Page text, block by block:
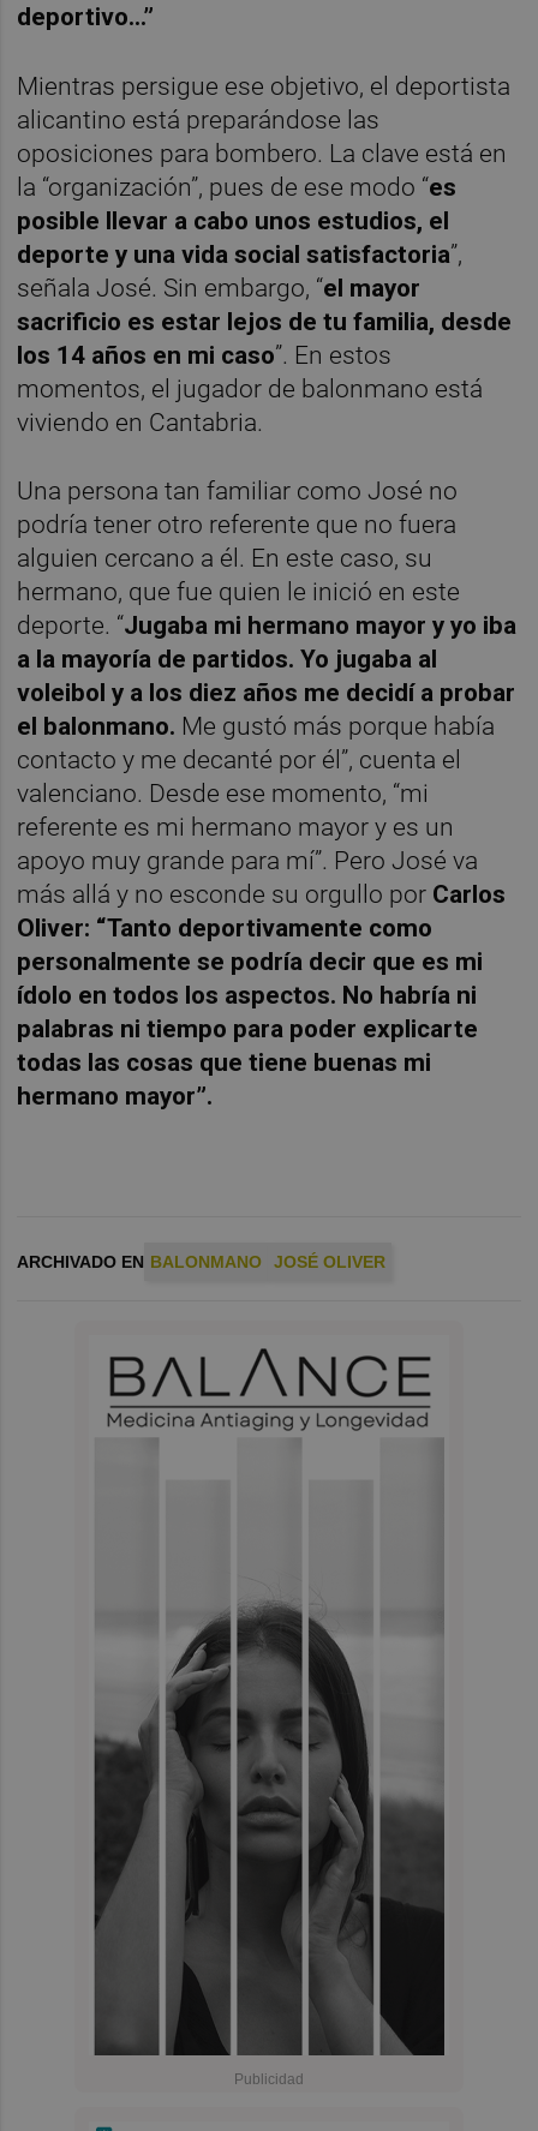
deportivo...”
Mientras persigue ese objetivo, el deportista
alicantino está preparándose las
oposiciones para bombero. La clave está en
la “organización”, pues de ese modo “es
posible llevar a cabo unos estudios, el
deporte y una vida social satisfactoria”,
señala José. Sin embargo, “el mayor
sacrificio es estar lejos de tu familia, desde
los 14 años en mi caso”. En estos
momentos, el jugador de balonmano está
viviendo en Cantabria.
Una persona tan familiar como José no
podría tener otro referente que no fuera
alguien cercano a él. En este caso, su
hermano, que fue quien le inició en este
deporte. “Jugaba mi hermano mayor y yo iba
a la mayoría de partidos. Yo jugaba al
voleibol y a los diez años me decidí a probar
el balonmano. Me gustó más porque había
contacto y me decanté por él”, cuenta el
valenciano. Desde ese momento, “mi
referente es mi hermano mayor y es un
apoyo muy grande para mí”. Pero José va
más allá y no esconde su orgullo por Carlos
Oliver: “Tanto deportivamente como
personalmente se podría decir que es mi
ídolo en todos los aspectos. No habría ni
palabras ni tiempo para poder explicarte
todas las cosas que tiene buenas mi
hermano mayor”.
ARCHIVADO EN BALONMANO JOSÉ OLIVER